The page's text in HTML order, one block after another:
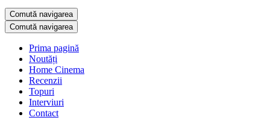
Comută navigarea
Comută navigarea
Prima pagină
Noutăți
Home Cinema
Recenzii
Topuri
Interviuri
Contact